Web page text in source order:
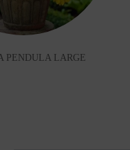
PENDULA LARGE